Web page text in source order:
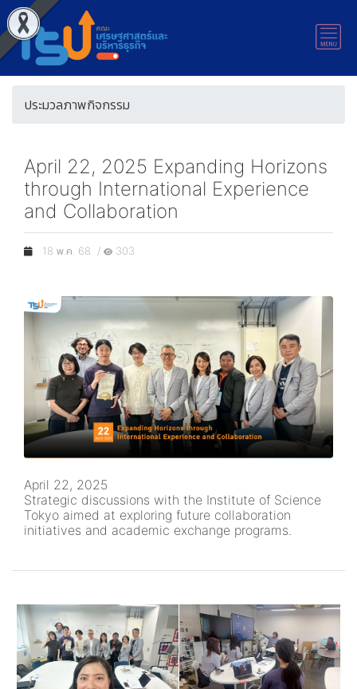
ประมวลภาพกิจกรรม
April 22, 2025 Expanding Horizons
through International Experience
and Collaboration
18 พ.ค. 68 / 303
April 22, 2025
Strategic discussions with the Institute of Science
Tokyo aimed at exploring future collaboration
initiatives and academic exchange programs.